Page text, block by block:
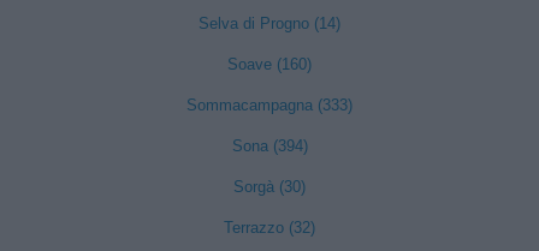
Selva di Progno (14)
Soave (160)
Sommacampagna (333)
Sona (394)
Sorgà (30)
Terrazzo (32)